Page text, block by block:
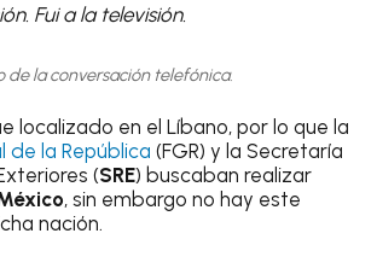
Fui a la televisión.
de la conversación telefónica.
localizado en el Líbano, por lo que la
de la República(FGR) y la Secretaría
(SRE) buscaban realizar
, sin embargo no hay este
nación.